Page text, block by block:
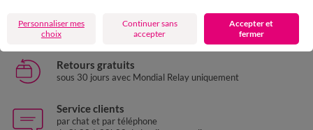
domicile, relais, consignes automatiques
Retours gratuits
sous 30 jours avec Mondial Relay uniquement
Service clients
par chat et par téléphone
Personnaliser mes
choix
Continuer sans
accepter
Accepter et
fermer